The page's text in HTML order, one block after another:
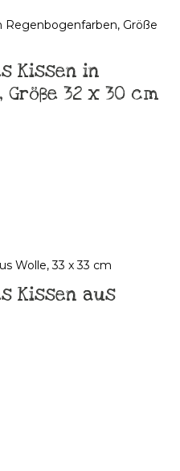
Kissen in
32 x 30 cm
Kissen aus